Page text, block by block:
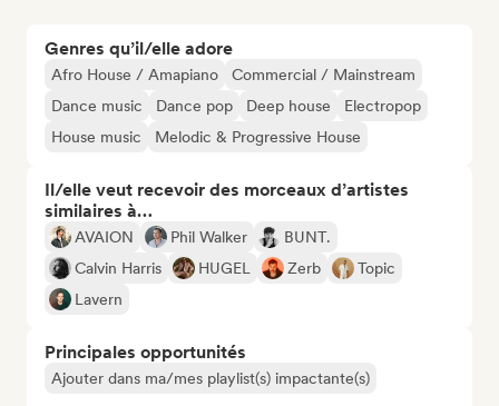
Genres qu’il/elle adore
Afro House / Amapiano
Commercial / Mainstream
Dance music
Dance pop Deep house
Electropop
House music
Melodic & Progressive House
Il/elle veut recevoir des morceaux d’artistes
similaires à…
AVAION Phil Walker
BUNT.
Calvin Harris
HUGEL Zerb
Topic
Lavern
Principales opportunités
Ajouter dans ma/mes playlist(s) impactante(s)